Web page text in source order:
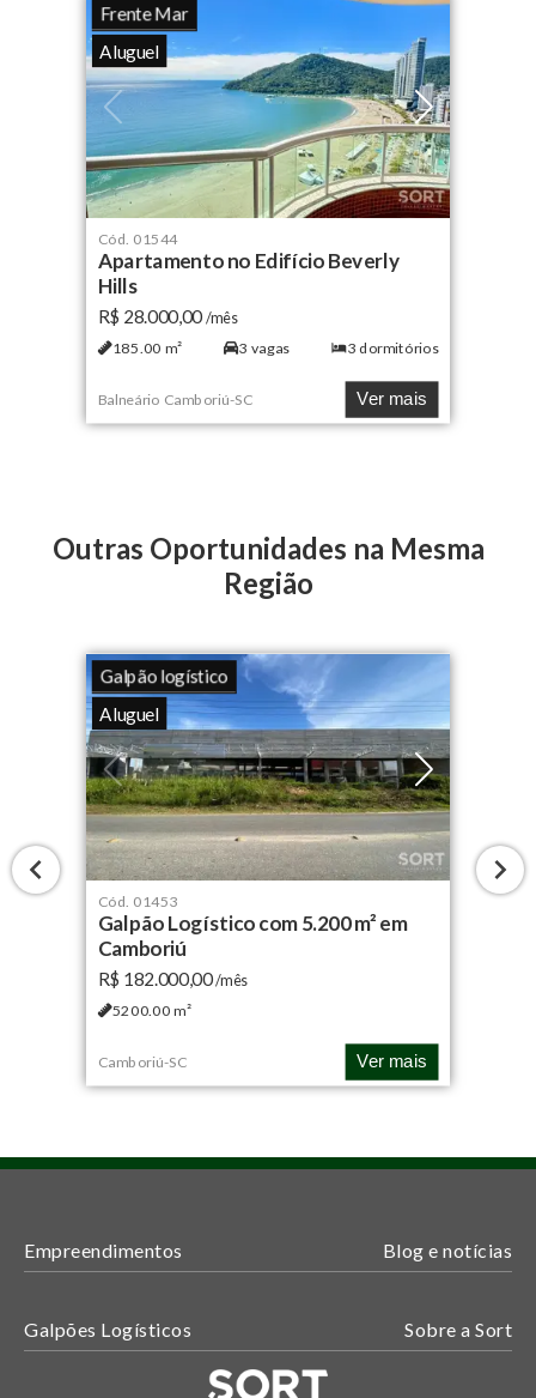
Frente Mar
Aluguel
Cód. 01544
Apartamento no Edifício Beverly
Hills
R$ 28.000,00/mês
185.00 m² 3 vagas 3 dormitórios
Balneário Camboriú-SC Ver mais
Outras Oportunidades na Mesma
Região
Galpão logístico
Aluguel
Cód. 01453
Galpão Logístico com 5.200 m² em
Camboriú
R$ 182.000,00/mês
5200.00m²
Camboriú-SC Ver mais
Empreendimentos Blog e notícias
Galpões Logísticos Sobre a Sort